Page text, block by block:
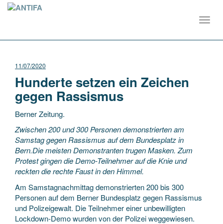
11/07/2020
Hunderte setzen ein Zeichen
gegen Rassismus
Berner Zeitung.
Zwischen 200 und 300 Personen demonstrierten am
Samstag gegen Rassismus auf dem Bundesplatz in
Bern.Die meisten Demonstranten trugen Masken. Zum
Protest gingen die Demo-Teilnehmer auf die Knie und
reckten die rechte Faust in den Himmel.
Am Samstagnachmittag demonstrierten 200 bis 300
Personen auf dem Berner Bundesplatz gegen Rassismus
und Polizeigewalt. Die Teilnehmer einer unbewilligten
Lockdown-Demo wurden von der Polizei weggewiesen.